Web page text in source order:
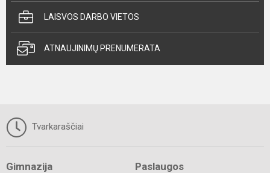
LAISVOS DARBO VIETOS
ATNAUJINIMŲ PRENUMERATA
Tvarkaraščiai
Gimnazija Paslaugos